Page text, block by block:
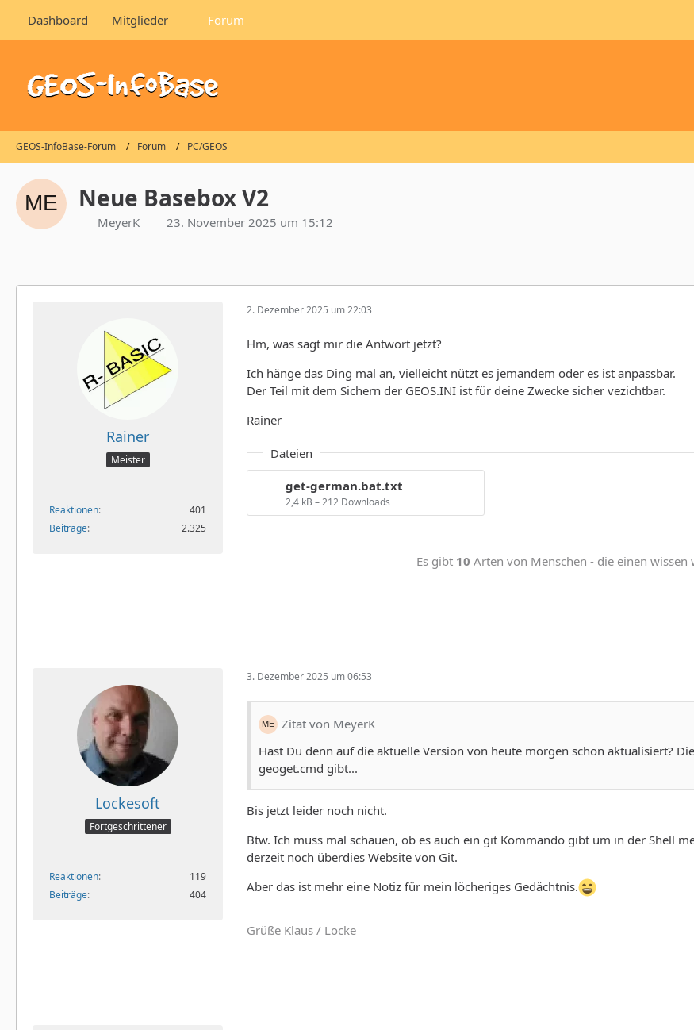
Dashboard Mitglieder Forum
GEOS-InfoBase-Forum Forum PC/GEOS
Neue Basebox V2
MeyerK 23. November 2025 um 15:12
Rainer
Meister
Reaktionen
401
Beiträge
2.325
2. Dezember 2025 um 22:03
Hm, was sagt mir die Antwort jetzt?
Ich hänge das Ding mal an, vielleicht nützt es jemandem oder es ist anpassbar.
Der Teil mit dem Sichern der GEOS.INI ist für deine Zwecke sicher vezichtbar.
Rainer
Dateien
get-german.bat.txt
2,4 kB – 212 Downloads
Es gibt 10 Arten von Menschen - die einen
Lockesoft
Fortgeschrittener
Reaktionen
119
Beiträge
404
3. Dezember 2025 um 06:53
Zitat von MeyerK
Hast Du denn auf die aktuelle Version von heute morgen schon aktualisiert?
geoget.cmd gibt...
Bis jetzt leider noch nicht.
Btw. Ich muss mal schauen, ob es auch ein git Kommando gibt um in der Shell
derzeit noch überdies Website von Git.
Aber das ist mehr eine Notiz für mein löcheriges Gedächtnis.
Grüße Klaus / Locke